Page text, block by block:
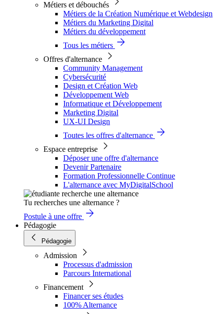
Métiers et débouchés
Métiers de la Création Numérique et Webdesign
Métiers du Marketing Digital
Métiers du développement
Tous les métiers
Offres d'alternance
Community Management
Cybersécurité
Design et Création Web
Développement Web
Informatique et Développement
Marketing Digital
UX-UI Design
Toutes les offres d'alternance
Espace entreprise
Déposer une offre d'alternance
Devenir Partenaire
Formation Professionnelle Continue
L'alternance avec MyDigitalSchool
Tu recherches une alternance ?
Postule à une offre
Pédagogie
Pédagogie
Admission
Processus d'admission
Parcours International
Financement
Financer ses études
100% Alternance